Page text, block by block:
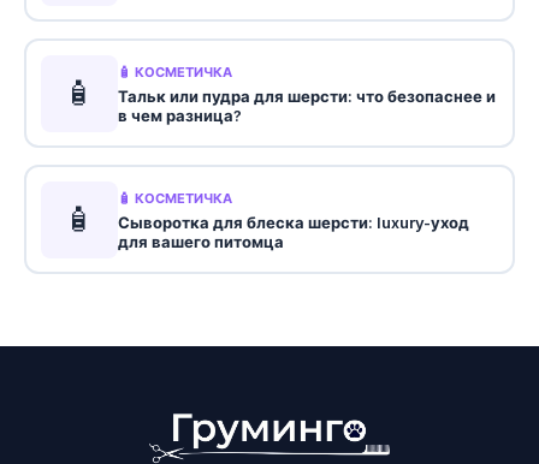
🧴
🧴 КОСМЕТИЧКА
Тальк или пудра для шерсти: что безопаснее и
в чем разница?
🧴
🧴 КОСМЕТИЧКА
Сыворотка для блеска шерсти: luxury-уход
для вашего питомца